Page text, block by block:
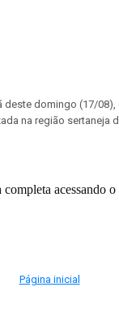
domingo (17/08),
na região sertaneja
acessando
Página inicial